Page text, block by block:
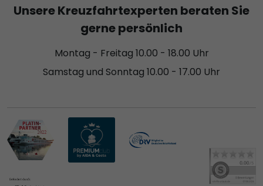
Unsere Kreuzfahrtexperten beraten Sie
gerne persönlich
Montag - Freitag 10.00 - 18.00 Uhr
Samstag und Sonntag 10.00 - 17.00 Uhr